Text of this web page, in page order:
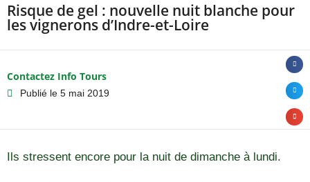
Risque de gel : nouvelle nuit blanche pour
les vignerons d’Indre-et-Loire
Contactez Info Tours
Publié le 5 mai 2019
Ils stressent encore pour la nuit de dimanche à lundi.